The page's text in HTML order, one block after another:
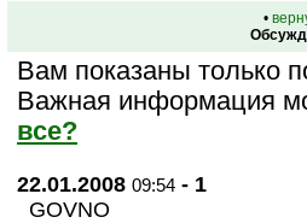
•
Вам показаны только
Важная информация
все?
22.01.2008 09:54 - 1
GOVNO